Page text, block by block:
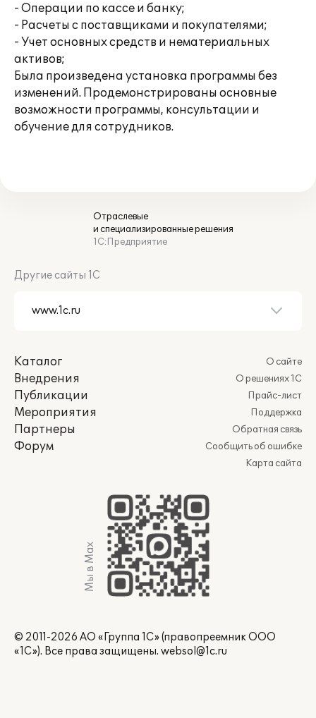
- Операции по кассе и банку;
- Расчеты с поставщиками и покупателями;
- Учет основных средств и нематериальных
активов;
Была произведена установка программы без
изменений. Продемонстрированы основные
возможности программы, консультации и
обучение для сотрудников.
Отраслевые
и специализированные решения
1С:Предприятие
Другие сайты 1С
Каталог
Внедрения
Публикации
Мероприятия
Партнеры
Форум
О сайте
О решениях 1С
Прайс-лист
Поддержка
Обратная связь
Сообщить об ошибке
Карта сайта
Мы в Max
© 2011-2026 АО «Группа 1С» (правопреемник ООО
«1С»). Все права защищены. websol@1c.ru